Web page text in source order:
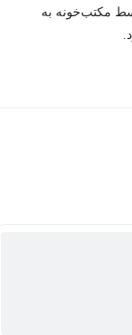
مکتب‌خونه به